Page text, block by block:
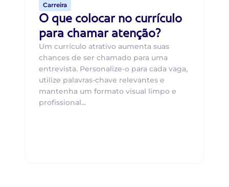
Carreira
O que colocar no currículo
para chamar atenção?
Um currículo atrativo aumenta suas
chances de ser chamado para uma
entrevista. Personalize-o para cada vaga,
utilize palavras-chave relevantes e
mantenha um formato visual limpo e
profissional...